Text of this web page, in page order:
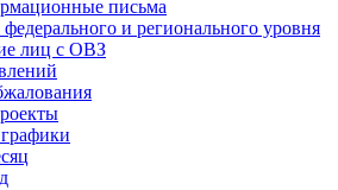
письма
и регионального уровня
лиц с ОВЗ